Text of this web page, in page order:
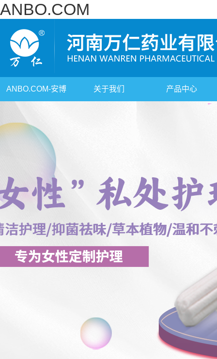
ANBO.COM
ANBO.COM-安博 关于我们 产品中心